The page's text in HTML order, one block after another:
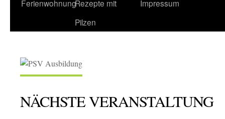
FerienwohnungRezepte mit
Pilzen
Impressum
NÄCHSTE VERANSTALTUNG